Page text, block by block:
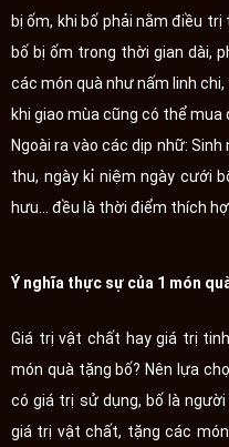
bị ốm, khi bố phải nằm điều
bố bị ốm trong thời gian dài,
các món quà như nấm linh
khi giao mùa cũng có thể mua
Ngoài ra vào các dịp nhữ:
thu, ngày kỉ niệm ngày cưới
hưu... đều là thời điểm thích
Ý nghĩa thực sự của 1 món
Giá trị vật chất hay giá trị
món quà tặng bố? Nên lựa
có giá trị sử dụng, bố là
giá trị vật chất, tặng các